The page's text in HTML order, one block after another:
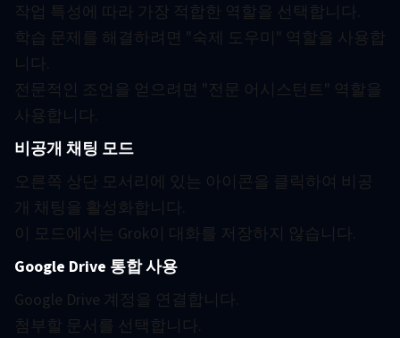
작업 특성에 따라 가장 적합한 역할을 선택합니다.
학습 문제를 해결하려면 "숙제 도우미" 역할을 사용합
니다.
전문적인 조언을 얻으려면 "전문 어시스턴트" 역할을
사용합니다.
비공개 채팅 모드
오른쪽 상단 모서리에 있는 아이콘을 클릭하여 비공
개 채팅을 활성화합니다.
이 모드에서는 Grok이 대화를 저장하지 않습니다.
Google Drive 통합 사용
Google Drive 계정을 연결합니다.
첨부할 문서를 선택합니다.